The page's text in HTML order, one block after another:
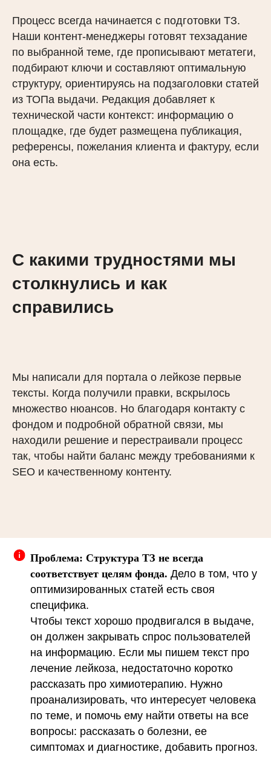
Процесс всегда начинается с подготовки ТЗ.
Наши контент-менеджеры готовят техзадание
по выбранной теме, где прописывают метатеги,
подбирают ключи и составляют оптимальную
структуру, ориентируясь на подзаголовки статей
из ТОПа выдачи. Редакция добавляет к
технической части контекст: информацию о
площадке, где будет размещена публикация,
референсы, пожелания клиента и фактуру, если
она есть.
С какими трудностями мы
столкнулись и как
справились
Мы написали для портала о лейкозе первые
тексты. Когда получили правки, вскрылось
множество нюансов. Но благодаря контакту с
фондом и подробной обратной связи, мы
находили решение и перестраивали процесс
так, чтобы найти баланс между требованиями к
SEO и качественному контенту.
Проблема: Структура ТЗ не всегда
соответствует целям фонда. Дело в том, что у
оптимизированных статей есть своя
специфика.
Чтобы текст хорошо продвигался в выдаче,
он должен закрывать спрос пользователей
на информацию. Если мы пишем текст про
лечение лейкоза, недостаточно коротко
рассказать про химиотерапию. Нужно
проанализировать, что интересует человека
по теме, и помочь ему найти ответы на все
вопросы: рассказать о болезни, ее
симптомах и диагностике, добавить прогноз.